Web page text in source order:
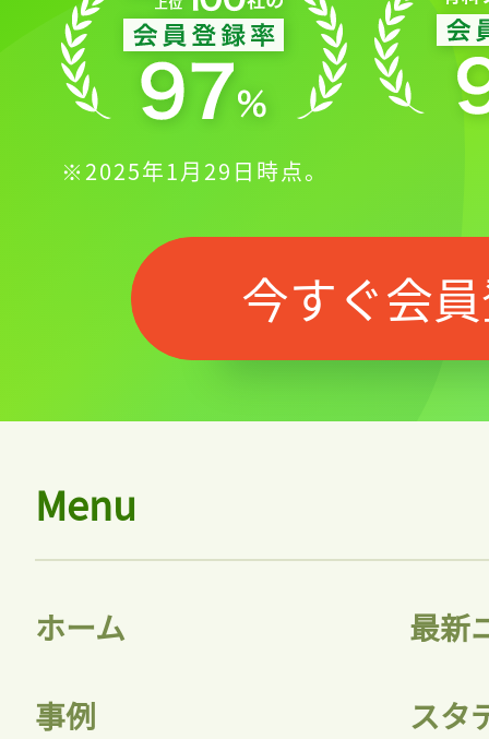
※2025年1月29日時点。
今すぐ会
Menu
ホーム 最新
事例 スタ